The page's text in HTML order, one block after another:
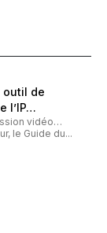
outil de
l’IP…
vidéo…
le Guide du...